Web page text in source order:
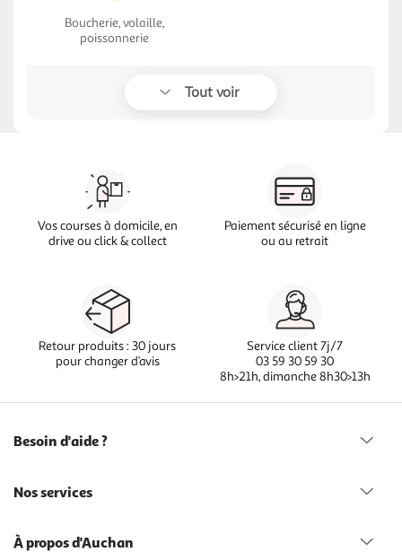
Boucherie, volaille,
poissonnerie
Tout voir
Vos courses à domicile, en
drive ou click & collect
Paiement sécurisé en ligne
ou au retrait
Retour produits : 30 jours
pour changer d’avis
Service client 7j/7
03 59 30 59 30
8h>21h, dimanche 8h30>13h
Besoin d'aide ?
Nos services
À propos d'Auchan